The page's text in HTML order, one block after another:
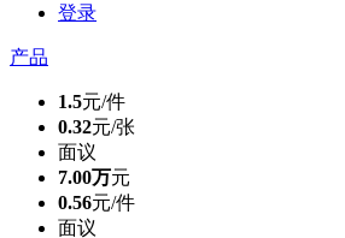
登录
产品
1.5元/件
0.32元/张
面议
7.00万元
0.56元/件
面议